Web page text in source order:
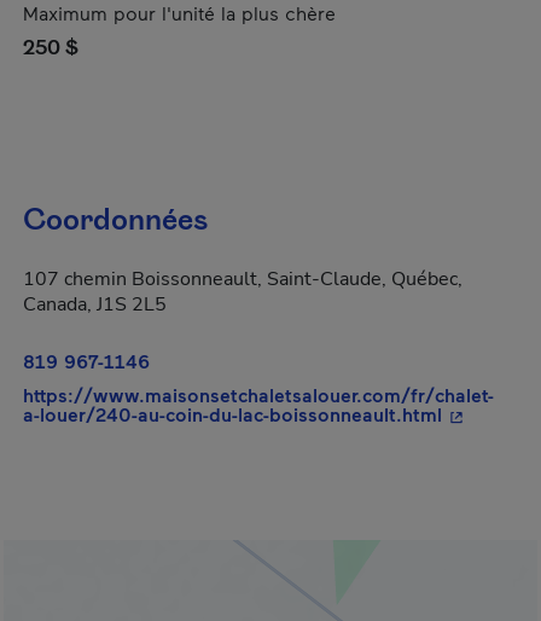
Maximum pour l'unité la plus chère
250 $
Coordonnées
107 chemin Boissonneault, Saint-Claude, Québec,
Canada, J1S 2L5
819 967-1146
https://www.maisonsetchaletsalouer.com/fr/chalet-
a-louer/240-au-coin-du-lac-boissonneault.html - Cet